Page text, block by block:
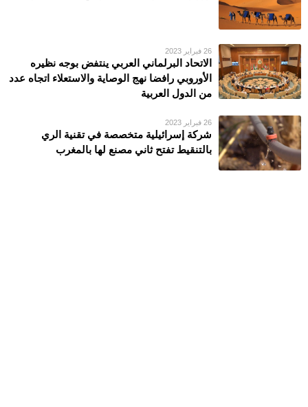
26 فبراير 2023
الاتحاد البرلماني العربي ينتفض بوجه نظيره
الأوروبي رافضا نهج الوصاية والاستعلاء اتجاه عدد
من الدول العربية
26 فبراير 2023
شركة إسرائيلية متخصصة في تقنية الري
بالتنقيط تفتح ثاني مصنع لها بالمغرب